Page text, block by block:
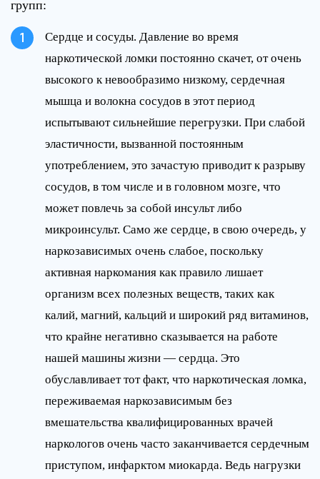
групп:
Сердце и сосуды. Давление во время
наркотической ломки постоянно скачет, от очень
высокого к невообразимо низкому, сердечная
мышца и волокна сосудов в этот период
испытывают сильнейшие перегрузки. При слабой
эластичности, вызванной постоянным
употреблением, это зачастую приводит к разрыву
сосудов, в том числе и в головном мозге, что
может повлечь за собой инсульт либо
микроинсульт. Само же сердце, в свою очередь, у
наркозависимых очень слабое, поскольку
активная наркомания как правило лишает
организм всех полезных веществ, таких как
калий, магний, кальций и широкий ряд витаминов,
что крайне негативно сказывается на работе
нашей машины жизни — сердца. Это
обуславливает тот факт, что наркотическая ломка,
переживаемая наркозависимым без
вмешательства квалифицированных врачей
наркологов очень часто заканчивается сердечным
приступом, инфарктом миокарда. Ведь нагрузки